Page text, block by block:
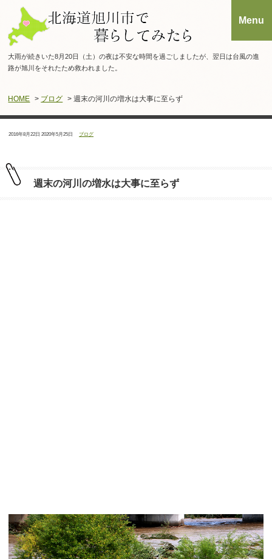
大雨が続きいた8月20日（土）の夜は不安な時間を過ごしましたが、翌日は台風の進
路が旭川をそれたため救われました。
HOME > ブログ > 週末の河川の増水は大事に至らず
投
2016年8月22日 最
2020年5月25日
カ
テ
ブログ
週末の河川の増水は大事に至らず